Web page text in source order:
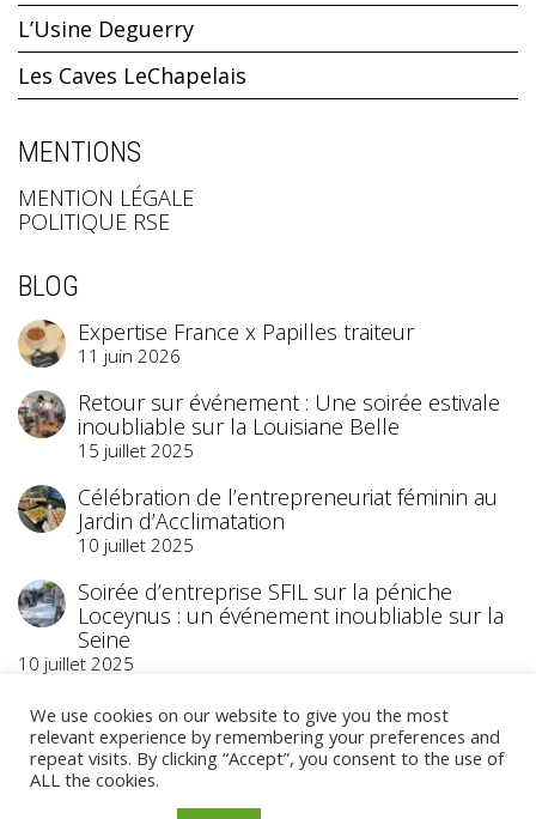
L’Usine Deguerry
Les Caves LeChapelais
MENTIONS
MENTION LÉGALE
POLITIQUE RSE
BLOG
Expertise France x Papilles traiteur
11 juin 2026
Retour sur événement : Une soirée estivale
inoubliable sur la Louisiane Belle
15 juillet 2025
Célébration de l’entrepreneuriat féminin au
Jardin d’Acclimatation
10 juillet 2025
Soirée d’entreprise SFIL sur la péniche
Loceynus : un événement inoubliable sur la
Seine
10 juillet 2025
We use cookies on our website to give you the most
relevant experience by remembering your preferences and
repeat visits. By clicking “Accept”, you consent to the use of
ALL the cookies.